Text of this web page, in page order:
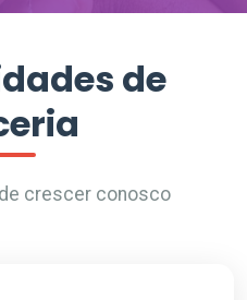
de
crescer conosco